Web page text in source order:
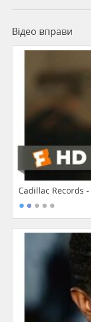
Відео вправи
Cadillac Records